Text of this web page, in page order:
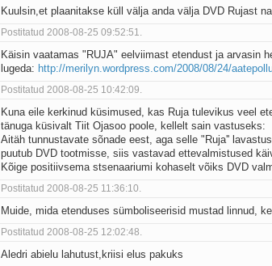
Kuulsin,et plaanitakse küll välja anda välja DVD Rujast
Postitatud 2008-08-25 09:52:51.
Käisin vaatamas "RUJA" eelviimast etendust ja arvasin
lugeda: http://merilyn.wordpress.com/2008/08/24/
Postitatud 2008-08-25 10:42:09.
Kuna eile kerkinud küsimused, kas Ruja tulevikus veel
tänuga küsivalt Tiit Ojasoo poole, kellelt sain vastuseks:
Aitäh tunnustavate sõnade eest, aga selle "Ruja''
puutub DVD tootmisse, siis vastavad ettevalmistused
Kõige positiivsema stsenaariumi kohaselt võiks DVD
Postitatud 2008-08-25 11:36:10.
Muide, mida etenduses sümboliseerisid mustad linnud,
Postitatud 2008-08-25 12:02:48.
Aledri abielu lahutust,kriisi elus pakuks